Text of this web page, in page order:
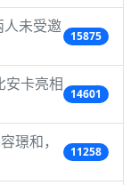
人未受邀
15875
安卡亮相
14601
璟和，
11258